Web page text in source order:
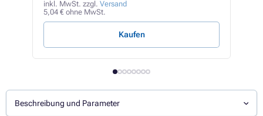
inkl. MwSt. zzgl. Versand
5,04 € ohne MwSt.
Kaufen
Beschreibung und Parameter